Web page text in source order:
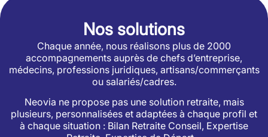
Nos solutions
Chaque année, nous réalisons plus de 2000
accompagnements auprès de chefs d’entreprise,
médecins, professions juridiques, artisans/commerçants
ou salariés/cadres.
Neovia ne propose pas une solution retraite, mais
plusieurs, personnalisées et adaptées à chaque profil et
à chaque situation : Bilan Retraite Conseil, Expertise